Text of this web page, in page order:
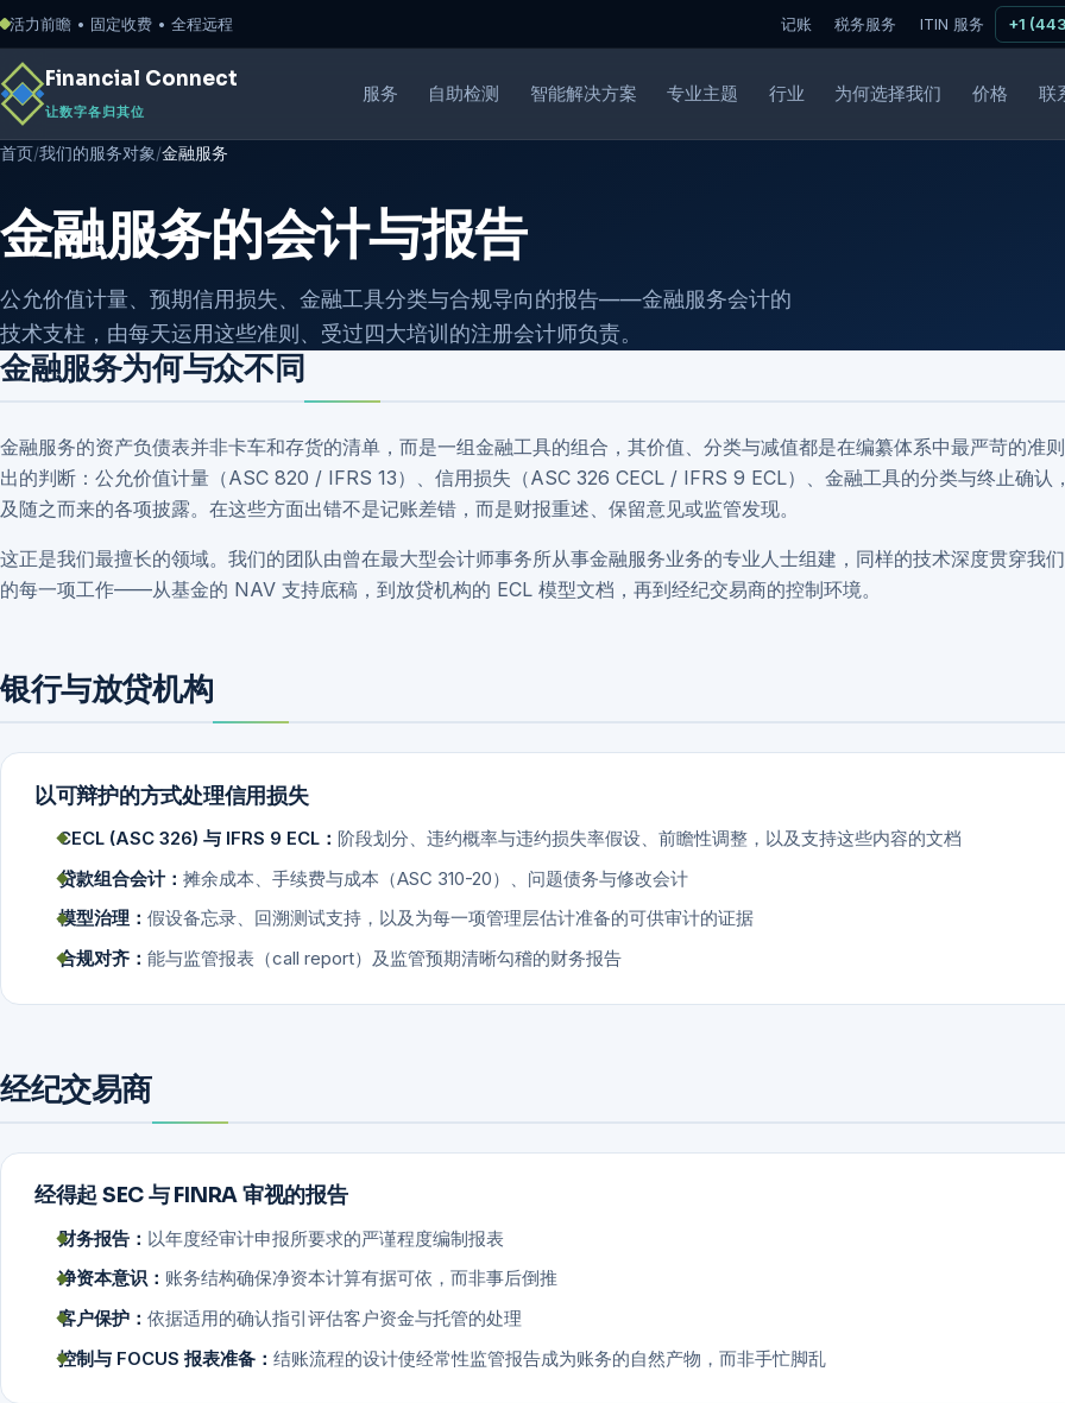
活力前瞻 • 固定收费 • 全程远程 记账 税务服务 ITIN 服务 +1
Financial Connect
让数字各归其位
服务 自助检测 智能解决方案 专业主题 行业 为何选择我们 价格 联
首页/我们的服务对象/金融服务
金融服务的会计与报告
公允价值计量、预期信用损失、金融工具分类与合规导向的报告——金融服务会计的
技术支柱，由每天运用这些准则、受过四大培训的注册会计师负责。
金融服务为何与众不同
金融服务的资产负债表并非卡车和存货的清单，而是一组金融工具的组合，其价值、分类与减值都是在编纂体系中最严苛的准
出的判断：公允价值计量（ASC 820 / IFRS 13）、信用损失（ASC 326 CECL / IFRS 9 ECL）、金融工具的分类与终止确认
及随之而来的各项披露。在这些方面出错不是记账差错，而是财报重述、保留意见或监管发现。
这正是我们最擅长的领域。我们的团队由曾在最大型会计师事务所从事金融服务业务的专业人士组建，同样的技术深度贯穿我
的每一项工作——从基金的 NAV 支持底稿，到放贷机构的 ECL 模型文档，再到经纪交易商的控制环境。
银行与放贷机构
以可辩护的方式处理信用损失
CECL (ASC 326) 与 IFRS 9 ECL： 阶段划分、违约概率与违约损失率假设、前瞻性调整，以及支持这些内容的文档
贷款组合会计： 摊余成本、手续费与成本（ASC 310-20）、问题债务与修改会计
模型治理： 假设备忘录、回溯测试支持，以及为每一项管理层估计准备的可供审计的证据
合规对齐： 能与监管报表（call report）及监管预期清晰勾稽的财务报告
经纪交易商
经得起 SEC 与 FINRA 审视的报告
财务报告： 以年度经审计申报所要求的严谨程度编制报表
净资本意识： 账务结构确保净资本计算有据可依，而非事后倒推
客户保护： 依据适用的确认指引评估客户资金与托管的处理
控制与 FOCUS 报表准备： 结账流程的设计使经常性监管报告成为账务的自然产物，而非手忙脚乱